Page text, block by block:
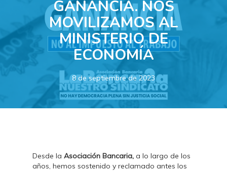
GANANCIA. NOS
MOVILIZAMOS AL
MINISTERIO DE
ECONOMÍA
8 de septiembre de 2023
Desde la Asociación Bancaria, a lo largo de los
años, hemos sostenido y reclamado antes los